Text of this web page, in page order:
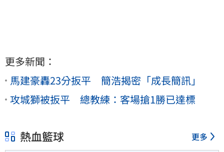
更多新聞：
馬建豪轟23分扳平 簡浩揭密「成長簡訊」
攻城獅被扳平 總教練：客場搶1勝已達標
熱血籃球 更多